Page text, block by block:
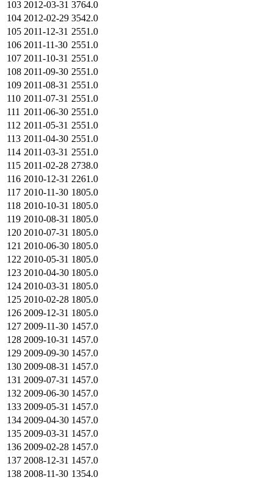
103 2012-03-31 3764.0
104 2012-02-29 3542.0
105 2011-12-31 2551.0
106 2011-11-30 2551.0
107 2011-10-31 2551.0
108 2011-09-30 2551.0
109 2011-08-31 2551.0
110 2011-07-31 2551.0
111 2011-06-30 2551.0
112 2011-05-31 2551.0
113 2011-04-30 2551.0
114 2011-03-31 2551.0
115 2011-02-28 2738.0
116 2010-12-31 2261.0
117 2010-11-30 1805.0
118 2010-10-31 1805.0
119 2010-08-31 1805.0
120 2010-07-31 1805.0
121 2010-06-30 1805.0
122 2010-05-31 1805.0
123 2010-04-30 1805.0
124 2010-03-31 1805.0
125 2010-02-28 1805.0
126 2009-12-31 1805.0
127 2009-11-30 1457.0
128 2009-10-31 1457.0
129 2009-09-30 1457.0
130 2009-08-31 1457.0
131 2009-07-31 1457.0
132 2009-06-30 1457.0
133 2009-05-31 1457.0
134 2009-04-30 1457.0
135 2009-03-31 1457.0
136 2009-02-28 1457.0
137 2008-12-31 1457.0
138 2008-11-30 1354.0